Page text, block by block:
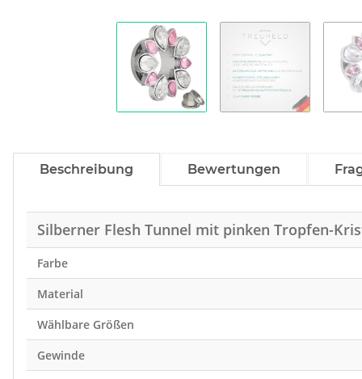
Beschreibung Bewertungen
Silberner Flesh Tunnel mit pinken Tropfen-
Farbe
Material
Wählbare Größen
Gewinde